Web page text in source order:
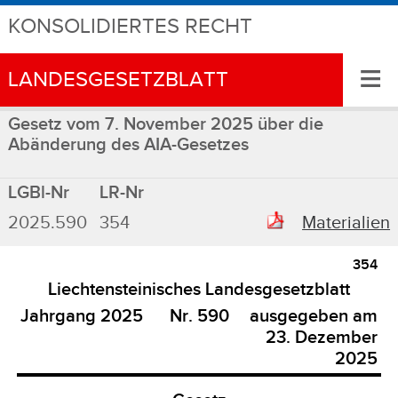
KONSOLIDIERTES RECHT
LANDESGESETZBLATT ≡
Gesetz vom 7. November 2025 über die
Abänderung des AIA-Gesetzes
LGBl-Nr
LR-Nr
2025.590
354 Materialien